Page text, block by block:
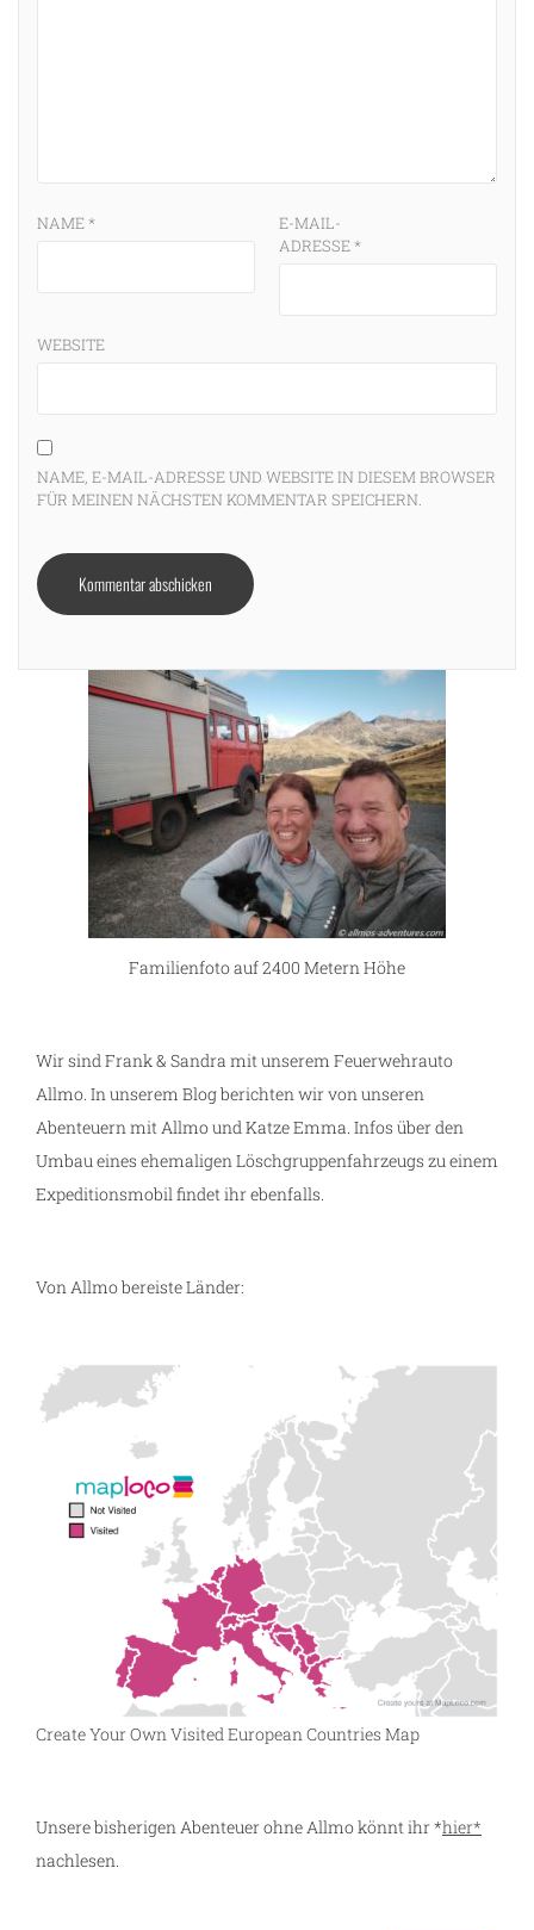
NAME*
E-MAIL-
ADRESSE*
WEBSITE
NAME, E-MAIL-ADRESSE UND WEBSITE IN DIESEM BROWSER
FÜR MEINEN NÄCHSTEN KOMMENTAR SPEICHERN.
Familienfoto auf 2400 Metern Höhe
Wir sind Frank & Sandra mit unserem Feuerwehrauto
Allmo. In unserem Blog berichten wir von unseren
Abenteuern mit Allmo und Katze Emma. Infos über den
Umbau eines ehemaligen Löschgruppenfahrzeugs zu einem
Expeditionsmobil findet ihr ebenfalls.
Von Allmo bereiste Länder:
Create Your Own Visited European Countries Map
Unsere bisherigen Abenteuer ohne Allmo könnt ihr *hier*
nachlesen.